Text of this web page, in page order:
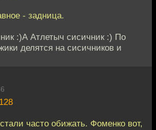
- задница.
:)А Атлетыч сисичник :) По
делятся на сисичников и
часто обижать. Фоменко вот,